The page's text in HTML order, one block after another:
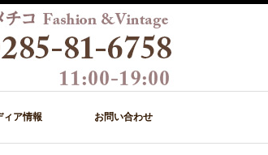
ィア情報 お問い合わせ